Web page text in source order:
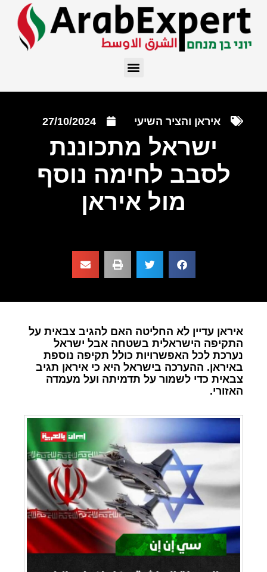
איראן והציר השיעי 27/10/2024
ישראל מתכוננת
לסבב לחימה נוסף
מול איראן
איראן עדיין לא החליטה האם להגיב צבאית על
התקיפה הישראלית בשטחה אבל ישראל
נערכת לכל האפשרויות כולל תקיפה נוספת
באיראן. ההערכה בישראל היא כי איראן תגיב
צבאית כדי לשמור על תדמיתה ועל מעמדה
האזורי.